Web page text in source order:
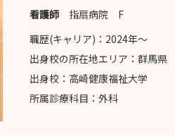
看護師 指扇病院 F
職歴(キャリア)： 2024年〜
出身校の所在地エリア： 群馬県
出身校： 高崎健康福祉大学
所属診療科目： 外科